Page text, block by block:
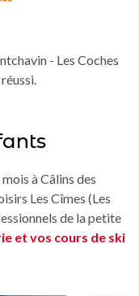
- Les Coches
à Câlins des
Les Cîmes (Les
de la petite
et vos cours de ski